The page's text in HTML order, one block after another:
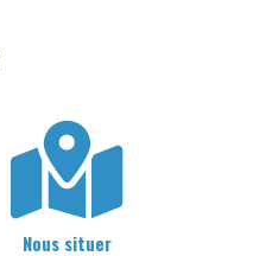
Nous situer